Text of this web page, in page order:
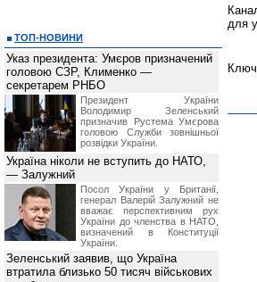
для
ТОП-НОВИНИ
Указ президента: Умєров призначений
головою СЗР, Клименко —
секретарем РНБО
Президент України
Володимир Зеленський
призначив Pустема Умєрова
головою Служби зовнішньої
розвідки України.
Україна ніколи не вступить до НАТО,
— Залужний
Посол України у Британії,
генерал Валерій Залужний не
вважає перспективним рух
України до членства в НАТО,
визначений в Конституції
України.
Зеленський заявив, що Україна
втратила близько 50 тисяч військових